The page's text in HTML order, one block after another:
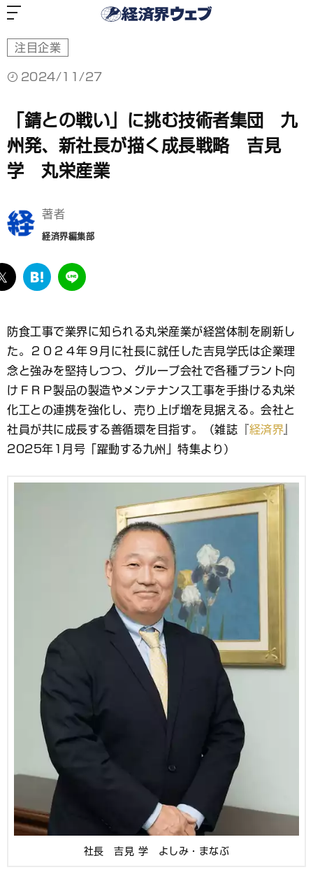
注目企業
2024/11/27
「錆との戦い」に挑む技術者集団 九
州発、新社長が描く成長戦略 吉見
学 丸栄産業
著者
経済界編集部
twitter
は
ブ
ッ
ク
マ
ー
ク
LINE
防食工事で業界に知られる丸栄産業が経営体制を刷新し
た。２０２４年９月に社長に就任した吉見学氏は企業理
念と強みを堅持しつつ、グループ会社で各種プラント向
けＦＲＰ製品の製造やメンテナンス工事を手掛ける丸栄
化工との連携を強化し、売り上げ増を見据える。会社と
社員が共に成長する善循環を目指す。
（雑誌『 経済界
2025年1月号「躍動する九州」特集より）
社長 吉見 学 よしみ・まなぶ